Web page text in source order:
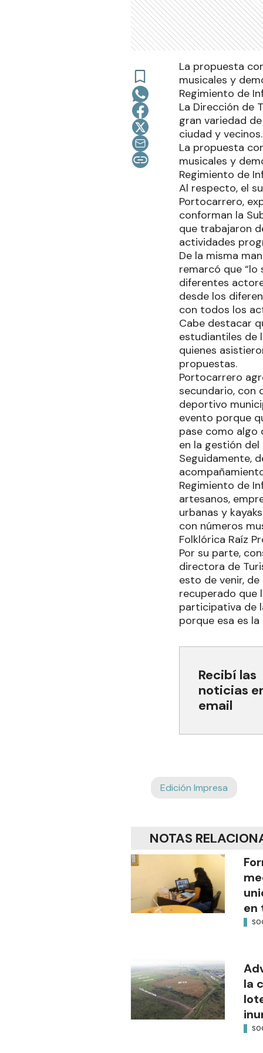
La propuesta
musicales y
Regimiento de
La Dirección de
gran variedad
ciudad y
La propuesta
musicales y
Regimiento de
Al respecto, el
Portocarrero,
conforman la
que trabajaron
actividades
De la misma
remarcó que
diferentes
desde los
con todos los
Cabe destacar
estudiantiles de
quienes
propuestas.
Portocarrero
secundario, con
deportivo
evento porque
pase como algo
en la gestión
Seguidamente,
Regimiento de
artesanos,
urbanas y
con números
Folklórica Raíz
Por su parte,
directora de
esto de venir,
recuperado que
participativa de
porque esa es
Recibí las
noticias
email
Edición Impresa
NOTAS
en
la